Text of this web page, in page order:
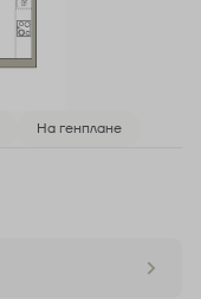
На генплане